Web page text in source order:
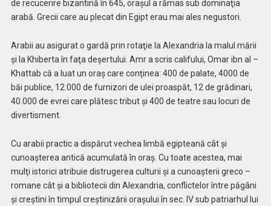
de recucerire bizantină în 645, oraşul a rămas sub dominaţia
arabă. Grecii care au plecat din Egipt erau mai ales negustori.
Arabii au asigurat o gardă prin rotaţie la Alexandria la malul mării
şi la Khiberta în faţa deşertului. Amr a scris califului, Omar ibn al –
Khattab că a luat un oraş care conţinea: 400 de palate, 4000 de
băi publice, 12.000 de furnizori de ulei proaspăt, 12 de grădinari,
40.000 de evrei care plătesc tribut şi 400 de teatre sau locuri de
divertisment.
Cu arabii practic a dispărut vechea limbă egipteană cât şi
cunoaşterea antică acumulată în oraş. Cu toate acestea, mai
mulţi istorici atribuie distrugerea culturii şi a cunoaşterii greco –
romane cât şi a bibliotecii din Alexandria, conflictelor între păgâni
şi creştini în timpul creştinizării oraşului în sec. IV sub patriarhul lui